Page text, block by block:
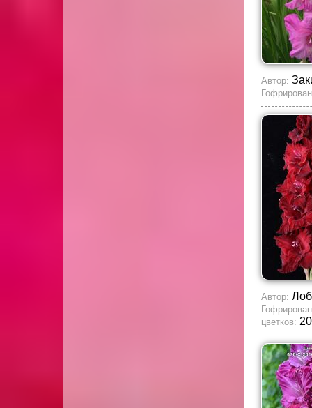
Автор:
Автор:
цветков: